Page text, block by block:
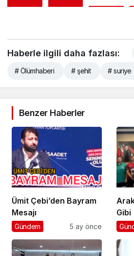
Haberle ilgili daha fazlası:
# Ölümhaberi # şehit # suriye
Benzer Haberler
Ümit Çebi’den Bayram
Mesajı
Gündem 5 ay önce
Araklı Spor’da
Gibi